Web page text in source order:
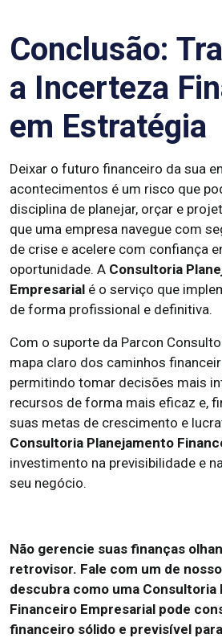
Conclusão:
a Incerteza
em Estratégia
Deixar o futuro financeiro da sua
acontecimentos é um risco que
disciplina de planejar, orçar e
que uma empresa navegue com
de crise e acelere com confiança
oportunidade. A Consultoria
Empresarial é o serviço que
de forma profissional e definitiva.
Com o suporte da Parcon
mapa claro dos caminhos
permitindo tomar decisões mais
recursos de forma mais eficaz e,
suas metas de crescimento e
Consultoria Planejamento
investimento na previsibilidade e
seu negócio.
Não gerencie suas finanças
retrovisor. Fale com um de
descubra como uma Consultoria
Financeiro Empresarial pode
financeiro sólido e previsível